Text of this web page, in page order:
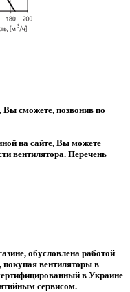
сможете, позвонив по
на сайте, Вы можете
вентилятора. Перечень
обусловлена работой
покупая вентиляторы в
в Украине
сервисом.